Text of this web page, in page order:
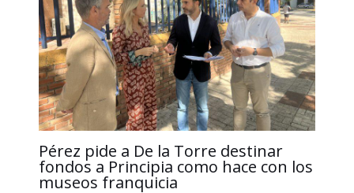
Pérez pide a De la Torre destinar
fondos a Principia como hace con los
museos franquicia